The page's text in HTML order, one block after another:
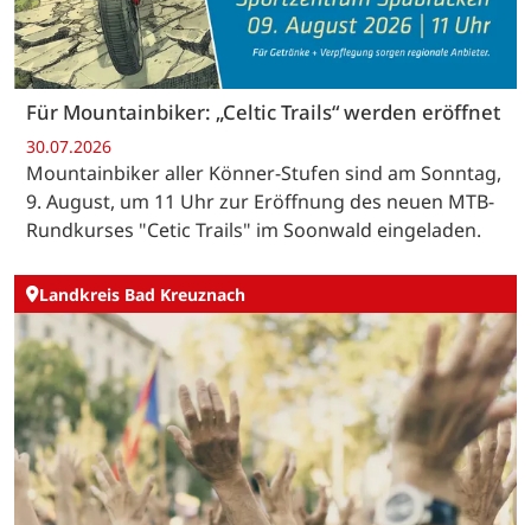
Für Mountainbiker: „Celtic Trails“ werden eröffnet
30.07.2026
Mountainbiker aller Könner-Stufen sind am Sonntag,
9. August, um 11 Uhr zur Eröffnung des neuen MTB-
Rundkurses "Cetic Trails" im Soonwald eingeladen.
Landkreis Bad Kreuznach